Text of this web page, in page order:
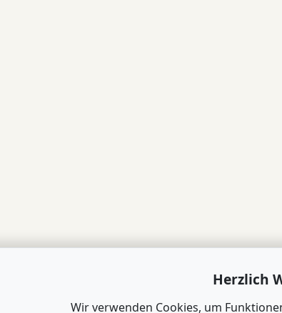
Herzlich
Wir verwenden Cookies, um